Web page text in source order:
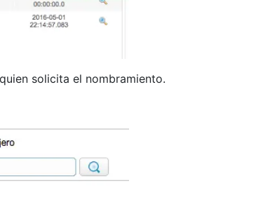
solicita el nombramiento.